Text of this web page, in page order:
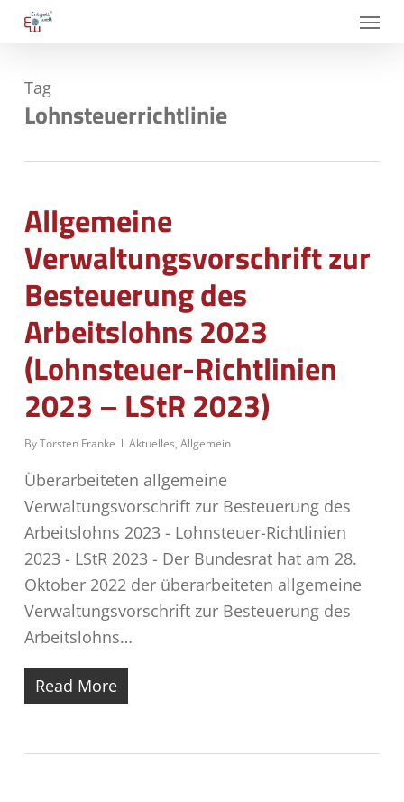
Skip
content
Menu
Tag
Lohnsteuerrichtlinie
Allgemeine
Verwaltungsvorschrift zur
Besteuerung des
Arbeitslohns 2023
(Lohnsteuer-Richtlinien
2023 – LStR 2023)
ByTorsten Franke Aktuelles, Allgemein
Überarbeiteten allgemeine
Verwaltungsvorschrift zur Besteuerung des
Arbeitslohns 2023 - Lohnsteuer-Richtlinien
2023 - LStR 2023 - Der Bundesrat hat am 28.
Oktober 2022 der überarbeiteten allgemeine
Verwaltungsvorschrift zur Besteuerung des
Arbeitslohns…
Read More